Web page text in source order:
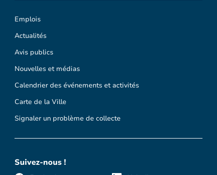
Emplois
Actualités
Avis publics
Nouvelles et médias
Calendrier des événements et activités
Carte de la Ville
Signaler un problème de collecte
Suivez-nous !